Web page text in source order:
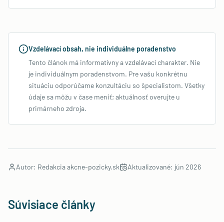
Vzdelávací obsah, nie individuálne poradenstvo
Tento článok má informatívny a vzdelávací charakter. Nie
je individuálnym poradenstvom. Pre vašu konkrétnu
situáciu odporúčame konzultáciu so špecialistom. Všetky
údaje sa môžu v čase meniť; aktuálnosť overujte u
primárneho zdroja.
Autor: Redakcia akcne-pozicky.sk Aktualizované: jún 2026
Súvisiace články